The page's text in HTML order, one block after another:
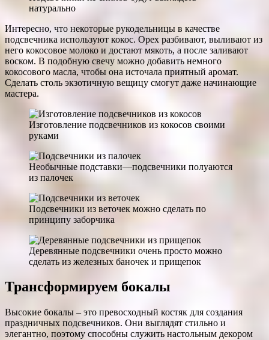
натурально
Интересно, что некоторые рукодельницы в качестве
подсвечника используют кокос. Орех разбивают, выливают из
него кокосовое молоко и достают мякоть, а после заливают
воском. В подобную свечу можно добавить немного
кокосового масла, чтобы она источала приятный аромат.
Сделать столь экзотичную вещицу смогут даже начинающие
мастера.
Изготовление подсвечников из кокосов своими
руками
Необычные подставки—подсвечники полуаются
из палочек
Подсвечники из веточек можно сделать по
принципу заборчика
Деревянные подсвечники очень просто можно
сделать из железных баночек и прищепок
Трансформируем бокалы
Высокие бокалы – это превосходный костяк для создания
праздничных подсвечников. Они выглядят стильно и
элегантно, поэтому способны служить настольным декором